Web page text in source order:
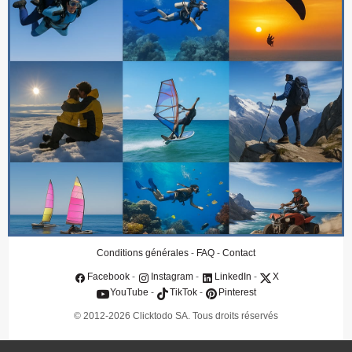
Qui sommes-nous
Contact
Conditions générales
FAQ
Protection des données
Assurance annulation
IA & Souveraineté
Politique IA & souveraineté numérique
Conditions générales - FAQ - Contact
Facebook- Instagram- LinkedIn -
X
YouTube - TikTok- Pinterest
© 2012-2026 Clicktodo SA. Tous droits réservés